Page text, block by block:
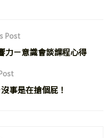
Post
力－意識會談課程心得
事是在搶個屁！